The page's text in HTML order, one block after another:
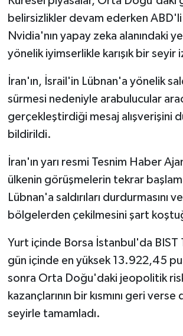
belirsizlikler devam ederken
Nvidia'nın yapay zeka alanındaki
yönelik iyimserlikle karışık bir seyir
İran'ın, İsrail'in Lübnan'a yönelik
sürmesi nedeniyle arabulucular
gerçekleştirdiği mesaj alışverişini
bildirildi.
İran'ın yarı resmi Tesnim Haber
ülkenin görüşmelerin tekrar
Lübnan'a saldırıları durdurmasını
bölgelerden çekilmesini şart
Yurt içinde Borsa İstanbul'da BIST
gün içinde en yüksek 13.922,45
sonra Orta Doğu'daki jeopolitik
kazançlarının bir kısmını geri
seyirle tamamladı.